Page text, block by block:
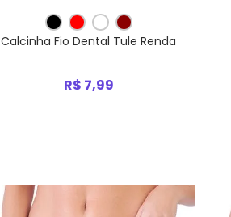
Calcinha Fio Dental Tule Renda
R$ 7,99